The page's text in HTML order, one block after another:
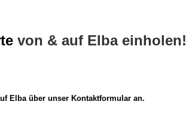
von & auf Elba einholen!
Elba über unser Kontaktformular an.